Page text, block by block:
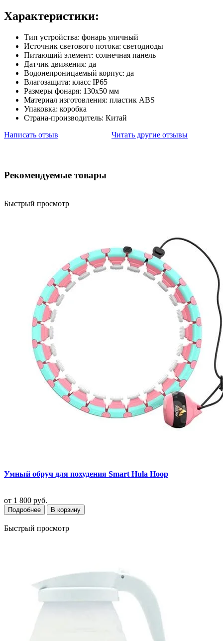
Характеристики:
Тип устройства: фонарь уличный
Источник светового потока: светодиоды
Питающий элемент: солнечная панель
Датчик движения: да
Водонепроницаемый корпус: да
Влагозащита: класс IP65
Размеры фонаря: 130х50 мм
Материал изготовления: пластик ABS
Упаковка: коробка
Страна-производитель: Китай
Написать отзыв
Читать другие отзывы
Рекомендуемые товары
Быстрый просмотр
Умный обруч для похудения Smart Hula Hoop
от 1 800 руб.
Подробнее В корзину
Быстрый просмотр